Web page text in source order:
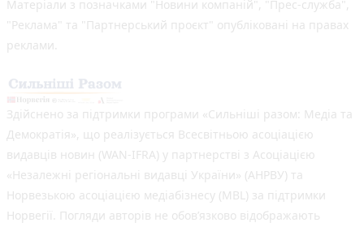
Матеріали з позначками "Новини компаній", "Прес-служба",
"Реклама" та "Партнерський проєкт" опубліковані на правах
реклами.
Здійснено за підтримки програми «Сильніші разом: Медіа та
Демократія», що реалізується Всесвітньою асоціацією
видавців новин (WAN-IFRA) у партнерстві з Асоціацією
«Незалежні регіональні видавці України» (АНРВУ) та
Норвезькою асоціацією медіабізнесу (MBL) за підтримки
Норвегії. Погляди авторів не обов’язково відображають